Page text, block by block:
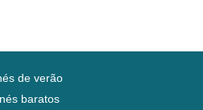
de verão
baratos